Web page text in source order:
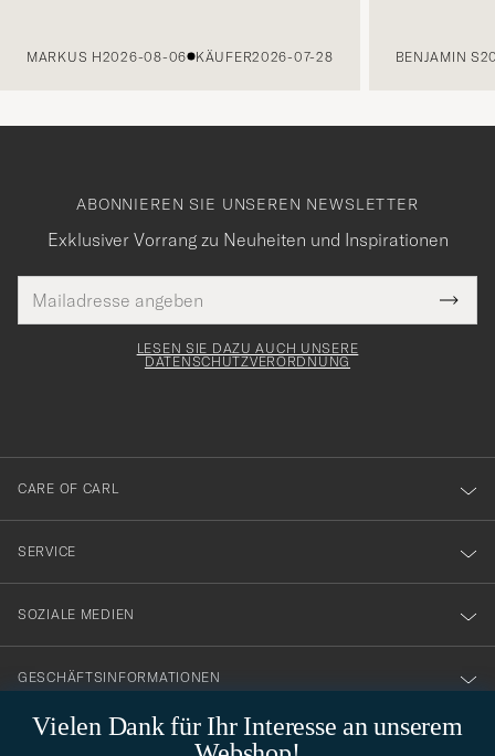
MARKUS H2026-08-06 KÄUFER2026-07-28 BENJAMIN S
Vielen Dank für Ihr Interesse an unserem
ABONNIEREN SIE UNSEREN NEWSLETTER
Exklusiver Vorrang zu Neuheiten und Inspirationen
Mail
Adresse
Tack
för
dig
till
vårt
nyhetsbrev!
LESEN SIE DAZU AUCH UNSERE
DATENSCHUTZVERORDNUNG
CARE OF CARL
SERVICE
SOZIALE MEDIEN
GESCHÄFTSINFORMATIONEN